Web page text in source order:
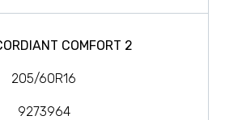
COMFORT 2
205/60R16
9273964